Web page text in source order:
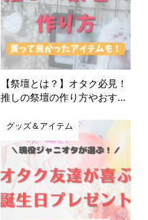
【祭壇とは？】オタク必見！
推しの祭壇の作り方やおす...
グッズ＆アイテム